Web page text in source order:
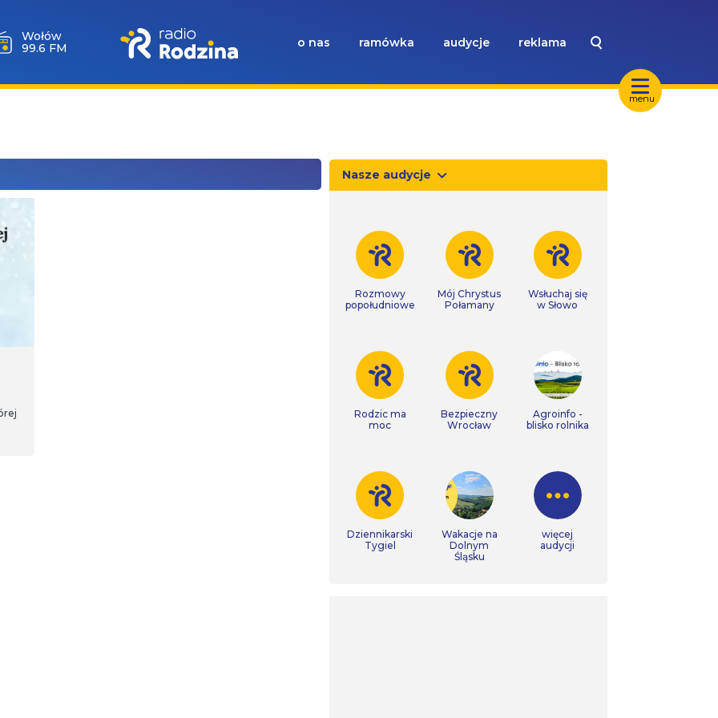
menu
Milicz
88.5 FM
o nas ramówka audycje reklama
Nasze audycje
Rozmowy
popołudniowe
Mój Chrystus
Połamany
Wsłuchaj się
w Słowo
Rodzic ma
moc
Bezpieczny
Wrocław
Agroinfo -
blisko rolnika
Dziennikarski
Tygiel
Wakacje na
Dolnym
Śląsku
więcej
audycji